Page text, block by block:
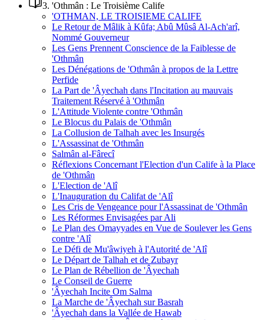
3. 'Othmân : Le Troisième Calife
'OTHMAN, LE TROISIEME CALIFE
Le Retour de Mâlik à Kûfa; Abû Mûsâ Al-Ach'arî,
Nommé Gouverneur
Les Gens Prennent Conscience de la Faiblesse de
'Othmân
Les Dénégations de 'Othmân à propos de la Lettre
Perfide
La Part de 'Âyechah dans l'Incitation au mauvais
Traitement Réservé à 'Othmân
L'Attitude Violente contre 'Othmân
Le Blocus du Palais de 'Othmân
La Collusion de Talhah avec les Insurgés
L'Assassinat de 'Othmân
Salmân al-Fârecî
Réflexions Concernant l'Election d'un Calife à la Place
de 'Othmân
L'Election de 'Alî
L'Inauguration du Califat de 'Alî
Les Cris de Vengeance pour l'Assassinat de 'Othmân
Les Réformes Envisagées par Ali
Le Plan des Omayyades en Vue de Soulever les Gens
contre 'Alî
Le Défi de Mu'âwiyeh à l'Autorité de 'Alî
Le Départ de Talhah et de Zubayr
Le Plan de Rébellion de 'Âyechah
Le Conseil de Guerre
'Âyechah Incite Om Salma
La Marche de 'Âyechah sur Basrah
'Âyechah dans la Vallée de Hawab